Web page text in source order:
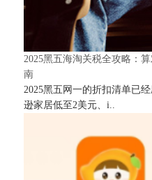
2025黑五海淘关税全攻略：
南
2025黑五网一的折扣清单已
逊家居低至2美元、i..